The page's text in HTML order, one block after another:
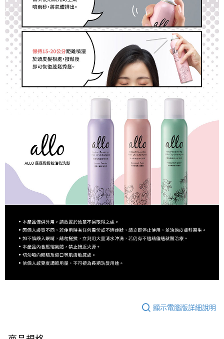
顯示電腦版詳細說明